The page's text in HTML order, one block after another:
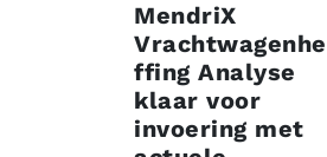
MendriX
Vrachtwagenhe
ffing Analyse
klaar voor
invoering met